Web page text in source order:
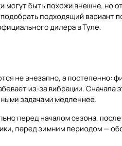
могут быть похожи внешне, но
подходящий вариант
дилера в Туле.
не внезапно, а постепенно:
из-за вибрации. Сначала
задачами медленнее.
перед началом сезона,
перед зимним периодом —